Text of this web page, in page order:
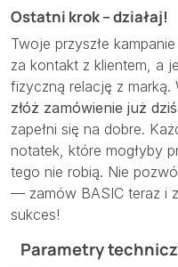
Ostatni krok – działaj!
Twoje przyszłe
za kontakt z klientem, a
fizyczną relację z marką.
złóż zamówienie już dziś
zapełni się na dobre.
notatek, które mogłyby
tego nie robią. Nie
— zamów BASIC teraz i
sukces!
Parametry